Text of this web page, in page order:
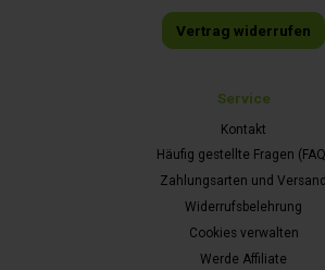
Vertrag widerrufen
Service
Kontakt
Häufig gestellte Fragen
Zahlungsarten und Versand
Widerrufsbelehrung
Cookies verwalten
Werde Affiliate